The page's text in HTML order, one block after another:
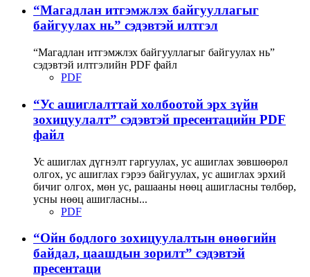
“Магадлан итгэмжлэх байгууллагыг
байгуулах нь” сэдэвтэй илтгэл
“Магадлан итгэмжлэх байгууллагыг байгуулах нь”
сэдэвтэй илтгэлийн PDF файл
PDF
“Ус ашиглалттай холбоотой эрх зүйн
зохицуулалт” сэдэвтэй пресентацийн PDF
файл
Ус ашиглах дүгнэлт гаргуулах, ус ашиглах зөвшөөрөл
олгох, ус ашиглах гэрээ байгуулах, ус ашиглах эрхий
бичиг олгох, мөн ус, рашааны нөөц ашигласны төлбөр,
усны нөөц ашигласны...
PDF
“Ойн бодлого зохицуулалтын өнөөгийн
байдал, цаашдын зорилт” сэдэвтэй
пресентаци